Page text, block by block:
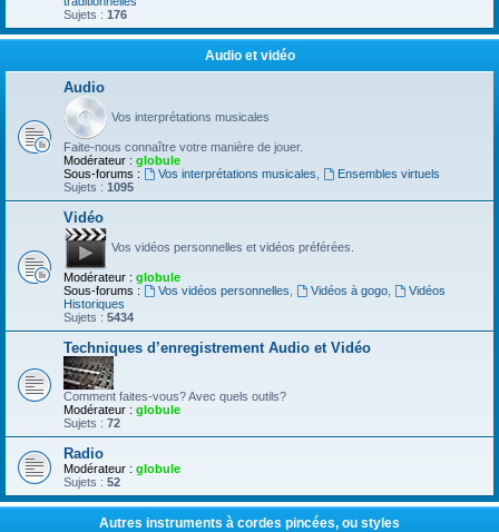
Sujets : 176
Audio et vidéo
Audio
Vos interprétations musicales
Faite-nous connaître votre manière de jouer.
Modérateur : globule
Sous-forums :
Vos interprétations musicales
Ensembles virtuels
Sujets : 1095
Vidéo
Vos vidéos personnelles et vidéos préférées.
Modérateur : globule
Sous-forums :
Vos vidéos personnelles Vidéos à gogo,
Vidéos
Historiques
Sujets : 5434
Techniques d’enregistrement Audio et Vidéo
Comment faites-vous? Avec quels outils?
Modérateur : globule
Sujets : 72
Radio
Modérateur : globule
Sujets : 52
Autres instruments à cordes pincées, ou styles